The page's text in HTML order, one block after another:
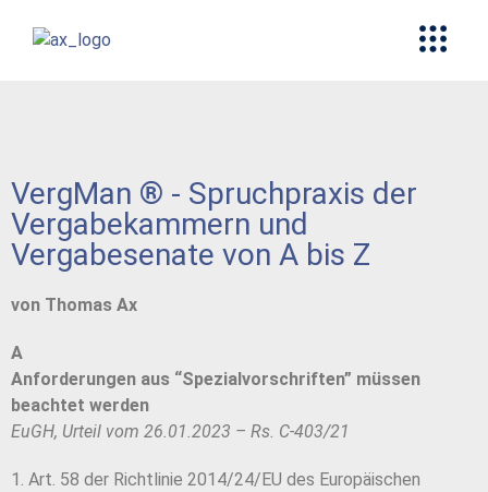
VergMan ® - Spruchpraxis der
Vergabekammern und
Vergabesenate von A bis Z
von Thomas Ax
A
Anforderungen aus “Spezialvorschriften” müssen
beachtet werden
EuGH, Urteil vom 26.01.2023 – Rs. C-403/21
1. Art. 58 der Richtlinie 2014/24/EU des Europäischen